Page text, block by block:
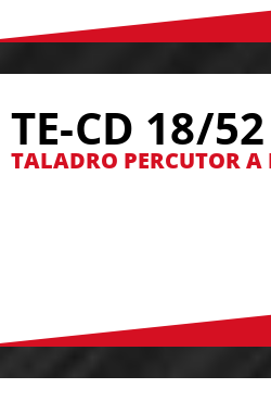
TE-CD 18/
TALADRO PERCUTOR A